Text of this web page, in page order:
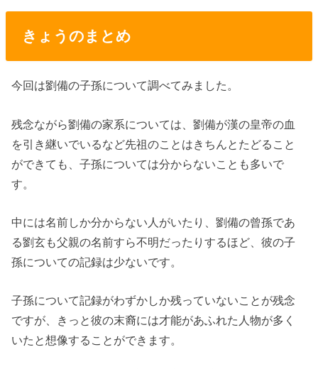
きょうのまとめ
今回は劉備の子孫について調べてみました。
残念ながら劉備の家系については、劉備が漢の皇帝の血
を引き継いでいるなど先祖のことはきちんとたどること
ができても、子孫については分からないことも多いで
す。
中には名前しか分からない人がいたり、劉備の曾孫であ
る劉玄も父親の名前すら不明だったりするほど、彼の子
孫についての記録は少ないです。
子孫について記録がわずかしか残っていないことが残念
ですが、きっと彼の末裔には才能があふれた人物が多く
いたと想像することができます。